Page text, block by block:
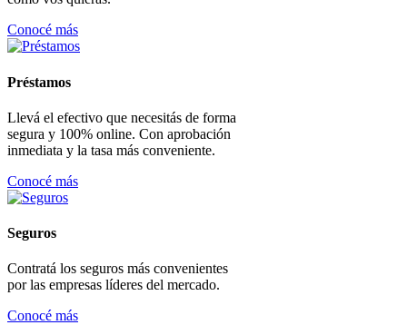
Conocé más
Préstamos
Llevá el efectivo que necesitás de forma
segura y 100% online. Con aprobación
inmediata y la tasa más conveniente.
Conocé más
Seguros
Contratá los seguros más convenientes
por las empresas líderes del mercado.
Conocé más